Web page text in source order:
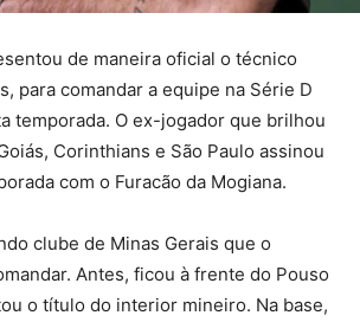
de maneira oficial o técnico
para comandar a equipe na Série D
temporada. O ex-jogador que brilhou
Corinthians e São Paulo assinou
com o Furacão da Mogiana.
clube de Minas Gerais que o
Antes, ficou à frente do Pouso
o título do interior mineiro. Na base,